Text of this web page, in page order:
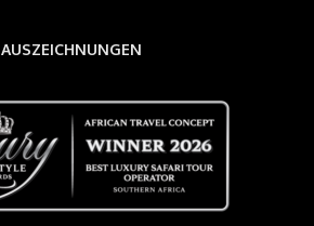
AUSZEICHNUNGEN